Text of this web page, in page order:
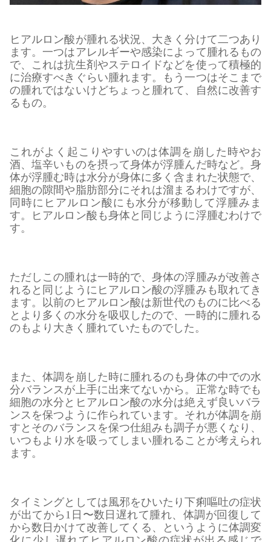
ヒアルロン酸が腫れる状況、大きく分けて二つあり
ます。一つはアレルギーや感染によって腫れるもの
で、これは抗生剤やステロイドなどを使って積極的
に治療すべきぐらい腫れます。もう一つはそこまで
の腫れではないけどちょっと腫れて、自然に改善す
るもの。
これがよく起こりやすいのは体調を崩した時やお
酒、塩辛いものを摂って身体が浮腫んだ時など。身
体が浮腫む時は水分が身体に多く含まれた状態で、
細胞の隙間や脂肪部分にそれは溜まるわけですが、
同時にヒアルロン酸にも水分が移動して浮腫みま
す。ヒアルロン酸も身体と同じように浮腫むわけで
す。
ただしこの腫れは一時的で、身体の浮腫みが改善さ
れると同じようにヒアルロン酸の浮腫みも取れてき
ます。以前のヒアルロン酸は新世代のものに比べる
とより多くの水分を吸収したので、一時的に腫れる
のもより大きく腫れていたものでした。
また、体調を崩した時に腫れるのも身体の中での水
分バランスが上手に出来てないから。正常な時でも
細胞の水分とヒアルロン酸の水分は絶えず良いバラ
ンスを保つように作られています。それが体調を崩
すとそのバランスを保つ仕組みも調子が悪くなり、
いつもより水を吸ってしまい腫れることが考えられ
ます。
タイミングとしては風邪をひいたり下痢嘔吐の症状
が出てから1日〜数日遅れて腫れ、体調が回復して
から数日かけて改善してくる、というように体調変